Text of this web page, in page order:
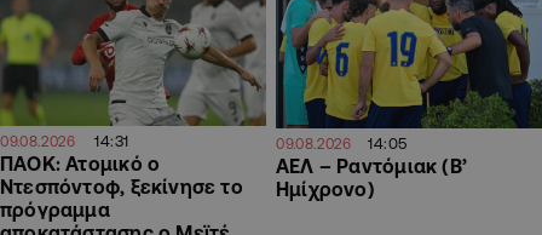
09.08.2026 14:31
ΠΑΟΚ: Ατομικό ο
Ντεσπόντοφ, ξεκίνησε το
πρόγραμμα
09.08.2026 14:05
ΑΕΛ – Ραντόμιακ (Β’
Ημίχρονο)